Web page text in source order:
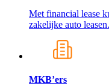
Met financial lease
zakelijke auto leasen.
MKB’ers